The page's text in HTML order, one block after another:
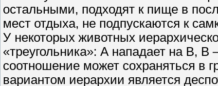
остальными, подходят к пище в
мест отдыха, не подпускаются к
У некоторых животных
«треугольника»: А нападает на В,
соотношение может сохраняться в
вариантом иерархии является